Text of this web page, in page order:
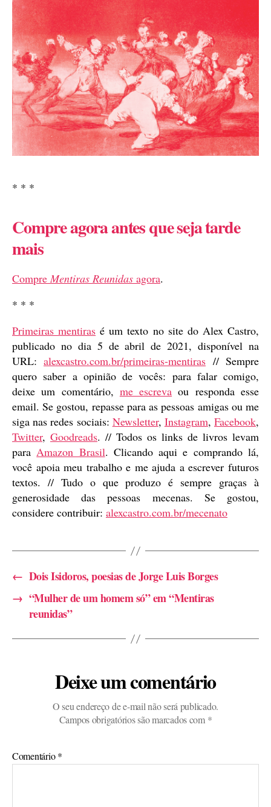
* * *
Compre agora antes que seja tarde
mais
Compre Mentiras Reunidas agora.
* * *
Primeiras mentiras é um texto no site do Alex Castro,
publicado no dia 5 de abril de 2021, disponível na
URL: alexcastro.com.br/primeiras-mentiras // Sempre
quero saber a opinião de vocês: para falar comigo,
deixe um comentário, me escreva ou responda esse
email. Se gostou, repasse para as pessoas amigas ou me
siga nas redes sociais: Newsletter, Instagram,Facebook,
Twitter, Goodreads. // Todos os links de livros levam
paraAmazon Brasil. Clicando aqui e comprando lá,
você apoia meu trabalho e me ajuda a escrever futuros
textos. // Tudo o que produzo é sempre graças à
generosidade das pessoas mecenas. Se gostou,
considere contribuir: alexcastro.com.br/mecenato
← Dois Isidoros, poesias de Jorge Luis Borges
→ “Mulher de um homem só” em “Mentiras
reunidas”
Deixe um comentário
O seu endereço de e-mail não será publicado.
Campos obrigatórios são marcados com *
Comentário*